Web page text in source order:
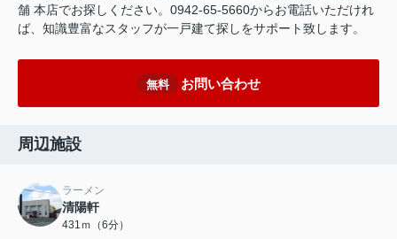
舗 本店でお探しください。0942-65-5660からお電話いただけれ
ば、知識豊富なスタッフが一戸建て探しをサポート致します。
無料 お問い合わせ
周辺施設
ラーメン
清陽軒
431ｍ（6分）